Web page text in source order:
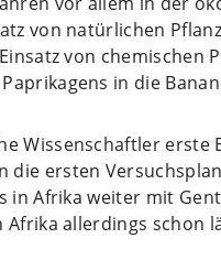
von natürlichen
von chemischen
in die
Wissenschaftler erste
die ersten
in Afrika weiter mit
allerdings schon